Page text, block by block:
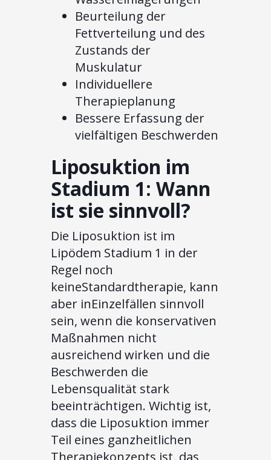
Beurteilung der
Fettverteilung und des
Zustands der
Muskulatur
Individuellere
Therapieplanung
Bessere Erfassung der
vielfältigen Beschwerden
Liposuktion im
Stadium 1: Wann
ist sie sinnvoll?
Die Liposuktion ist im
Lipödem Stadium 1 in der
Regel noch
keineStandardtherapie, kann
aber inEinzelfällen sinnvoll
sein, wenn die konservativen
Maßnahmen nicht
ausreichend wirken und die
Beschwerden die
Lebensqualität stark
beeinträchtigen. Wichtig ist,
dass die Liposuktion immer
Teil eines ganzheitlichen
Therapiekonzepts ist, das